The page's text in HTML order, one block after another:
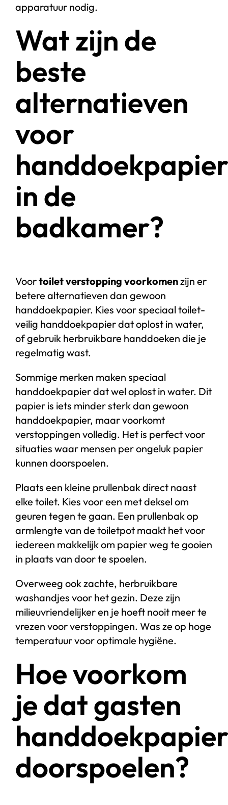
apparatuur nodig.
Wat zijn de
beste
alternatieven
voor
handdoekpapier
in de
badkamer?
Voortoilet verstopping voorkomenzijn er
betere alternatieven dan gewoon
handdoekpapier. Kies voor speciaal toilet-
veilig handdoekpapier dat oplost in water,
of gebruik herbruikbare handdoeken die je
regelmatig wast.
Sommige merken maken speciaal
handdoekpapier dat wel oplost in water. Dit
papier is iets minder sterk dan gewoon
handdoekpapier, maar voorkomt
verstoppingen volledig. Het is perfect voor
situaties waar mensen per ongeluk papier
kunnen doorspoelen.
Plaats een kleine prullenbak direct naast
elke toilet. Kies voor een met deksel om
geuren tegen te gaan. Een prullenbak op
armlengte van de toiletpot maakt het voor
iedereen makkelijk om papier weg te gooien
in plaats van door te spoelen.
Overweeg ook zachte, herbruikbare
washandjes voor het gezin. Deze zijn
milieuvriendelijker en je hoeft nooit meer te
vrezen voor verstoppingen. Was ze op hoge
temperatuur voor optimale hygiëne.
Hoe voorkom
je dat gasten
handdoekpapier
doorspoelen?